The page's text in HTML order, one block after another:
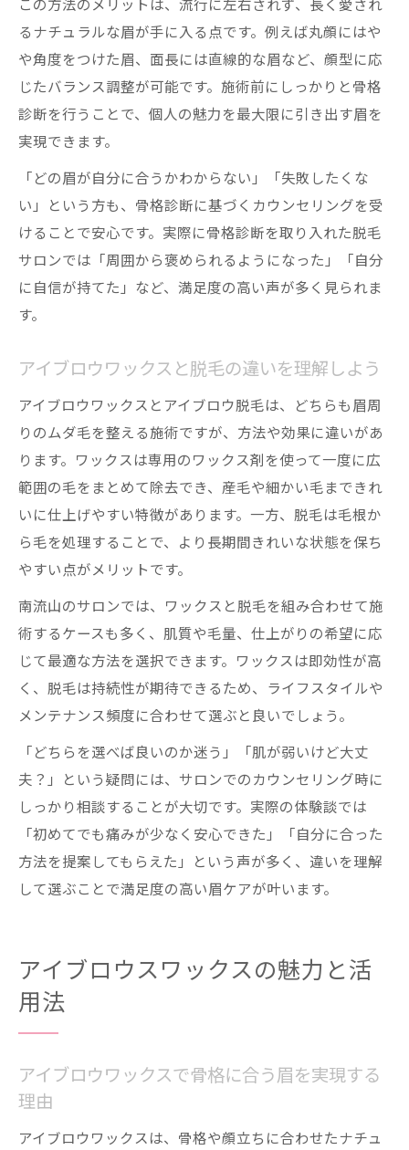
るナチュラルな眉が手に入る点です。例えば丸顔にはや
や角度をつけた眉、面長には直線的な眉など、顔型に応
じたバランス調整が可能です。施術前にしっかりと骨格
診断を行うことで、個人の魅力を最大限に引き出す眉を
実現できます。
「どの眉が自分に合うかわからない」「失敗したくな
い」という方も、骨格診断に基づくカウンセリングを受
けることで安心です。実際に骨格診断を取り入れた脱毛
サロンでは「周囲から褒められるようになった」「自分
に自信が持てた」など、満足度の高い声が多く見られま
す。
アイブロウワックスと脱毛の違いを理解しよう
アイブロウワックスとアイブロウ脱毛は、どちらも眉周
りのムダ毛を整える施術ですが、方法や効果に違いがあ
ります。ワックスは専用のワックス剤を使って一度に広
範囲の毛をまとめて除去でき、産毛や細かい毛まできれ
いに仕上げやすい特徴があります。一方、脱毛は毛根か
ら毛を処理することで、より長期間きれいな状態を保ち
やすい点がメリットです。
南流山のサロンでは、ワックスと脱毛を組み合わせて施
術するケースも多く、肌質や毛量、仕上がりの希望に応
じて最適な方法を選択できます。ワックスは即効性が高
く、脱毛は持続性が期待できるため、ライフスタイルや
メンテナンス頻度に合わせて選ぶと良いでしょう。
「どちらを選べば良いのか迷う」「肌が弱いけど大丈
夫？」という疑問には、サロンでのカウンセリング時に
しっかり相談することが大切です。実際の体験談では
「初めてでも痛みが少なく安心できた」「自分に合った
方法を提案してもらえた」という声が多く、違いを理解
して選ぶことで満足度の高い眉ケアが叶います。
アイブロウスワックスの魅力と活
用法
アイブロウワックスで骨格に合う眉を実現する
理由
アイブロウワックスは、骨格や顔立ちに合わせたナチュ